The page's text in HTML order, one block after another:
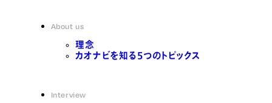
About us
理念
カオナビを知る5つのトピックス
Interview